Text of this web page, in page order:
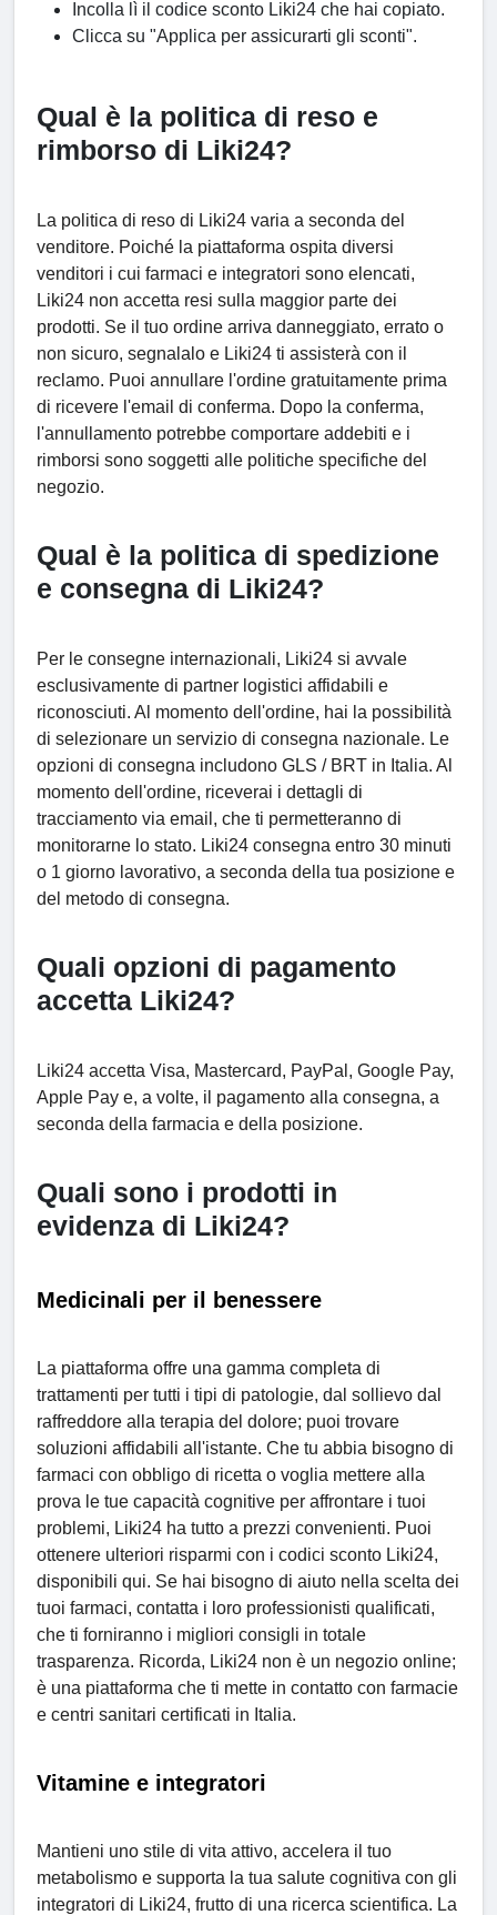
Incolla lì il codice sconto Liki24 che hai copiato.
Clicca su "Applica per assicurarti gli sconti".
Qual è la politica di reso e
rimborso di Liki24?
La politica di reso di Liki24 varia a seconda del
venditore. Poiché la piattaforma ospita diversi
venditori i cui farmaci e integratori sono elencati,
Liki24 non accetta resi sulla maggior parte dei
prodotti. Se il tuo ordine arriva danneggiato, errato o
non sicuro, segnalalo e Liki24 ti assisterà con il
reclamo. Puoi annullare l'ordine gratuitamente prima
di ricevere l'email di conferma. Dopo la conferma,
l'annullamento potrebbe comportare addebiti e i
rimborsi sono soggetti alle politiche specifiche del
negozio.
Qual è la politica di spedizione
e consegna di Liki24?
Per le consegne internazionali, Liki24 si avvale
esclusivamente di partner logistici affidabili e
riconosciuti. Al momento dell'ordine, hai la possibilità
di selezionare un servizio di consegna nazionale. Le
opzioni di consegna includono GLS / BRT in Italia. Al
momento dell'ordine, riceverai i dettagli di
tracciamento via email, che ti permetteranno di
monitorarne lo stato. Liki24 consegna entro 30 minuti
o 1 giorno lavorativo, a seconda della tua posizione e
del metodo di consegna.
Quali opzioni di pagamento
accetta Liki24?
Liki24 accetta Visa, Mastercard, PayPal, Google Pay,
Apple Pay e, a volte, il pagamento alla consegna, a
seconda della farmacia e della posizione.
Quali sono i prodotti in
evidenza di Liki24?
Medicinali per il benessere
La piattaforma offre una gamma completa di
trattamenti per tutti i tipi di patologie, dal sollievo dal
raffreddore alla terapia del dolore; puoi trovare
soluzioni affidabili all'istante. Che tu abbia bisogno di
farmaci con obbligo di ricetta o voglia mettere alla
prova le tue capacità cognitive per affrontare i tuoi
problemi, Liki24 ha tutto a prezzi convenienti. Puoi
ottenere ulteriori risparmi con i codici sconto Liki24,
disponibili qui. Se hai bisogno di aiuto nella scelta dei
tuoi farmaci, contatta i loro professionisti qualificati,
che ti forniranno i migliori consigli in totale
trasparenza. Ricorda, Liki24 non è un negozio online;
è una piattaforma che ti mette in contatto con farmacie
e centri sanitari certificati in Italia.
Vitamine e integratori
Mantieni uno stile di vita attivo, accelera il tuo
metabolismo e supporta la tua salute cognitiva con gli
integratori di Liki24, frutto di una ricerca scientifica. La